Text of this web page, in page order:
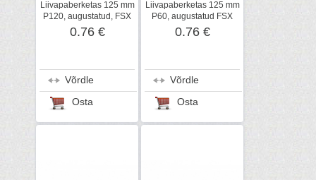
Liivapaberketas 125 mm
P120, augustatud, FSX
200, Metabo
0.76 €
Võrdle
Osta
Liivapaberketas 125 mm
P60, augustatud FSX
200, SXE 425
0.76 €
Võrdle
Osta